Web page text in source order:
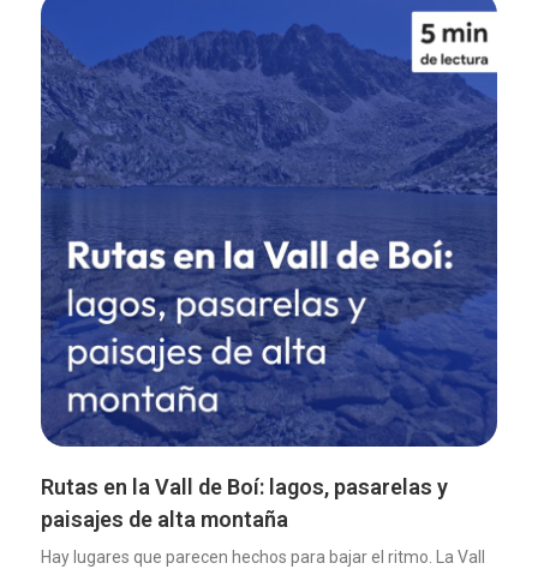
Rutas en la Vall de Boí: lagos, pasarelas y
paisajes de alta montaña
Hay lugares que parecen hechos para bajar el ritmo. La Vall